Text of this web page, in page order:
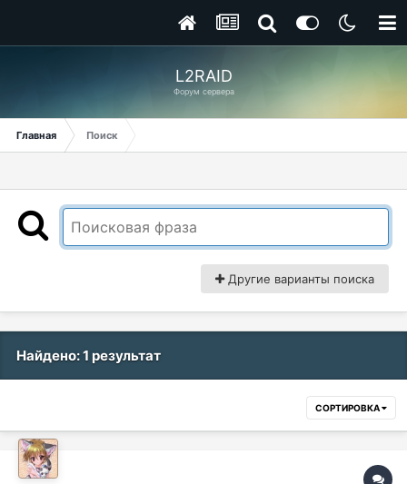
L2RAID
Форум сервера
Главная Поиск
Другие варианты поиска
Найдено: 1 результат
СОРТИРОВКА